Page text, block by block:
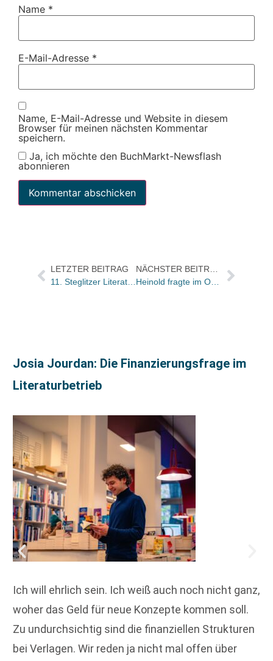
Name *
E-Mail-Adresse *
Name, E-Mail-Adresse und Website in diesem
Browser für meinen nächsten Kommentar
speichern.
Ja, ich möchte den BuchMarkt-Newsflash
abonnieren
LETZTER BEITRAG
11. Steglitzer Literaturfest der Literaturinitiative Berlin
Josia Jourdan: Die Finanzierungsfrage im
Literaturbetrieb
Ich will ehrlich sein. Ich weiß auch noch nicht ganz,
woher das Geld für neue Konzepte kommen soll.
Zu undurchsichtig sind die finanziellen Strukturen
bei Verlagen. Wir reden ja nicht mal offen über